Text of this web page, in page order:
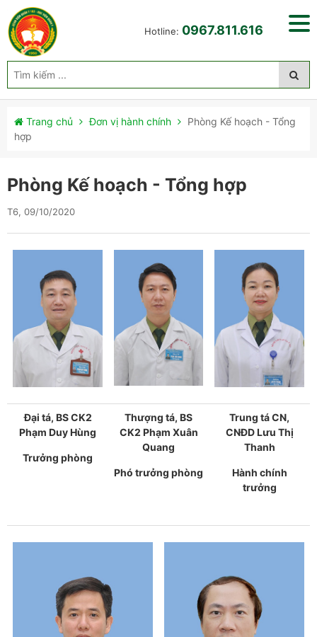
Hotline: 0967.811.616
Trang chủ Đơn vị hành chính
Phòng Kế hoạch - Tổng
hợp
Phòng Kế hoạch - Tổng hợp
T6, 09/10/2020
Đại tá, BS CK2
Phạm Duy Hùng
Trưởng phòng
Thượng tá, BS
CK2 Phạm Xuân
Quang
Phó trưởng phòng
Trung tá CN,
CNĐD Lưu Thị
Thanh
Hành chính
trưởng